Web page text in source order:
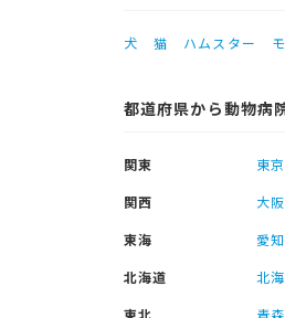
犬 猫 ハムスター
都道府県から動物病
関東 東
関西
大
東海
愛
北海道
北
東北
青